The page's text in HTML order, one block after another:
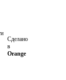
Сделано
в
Orange